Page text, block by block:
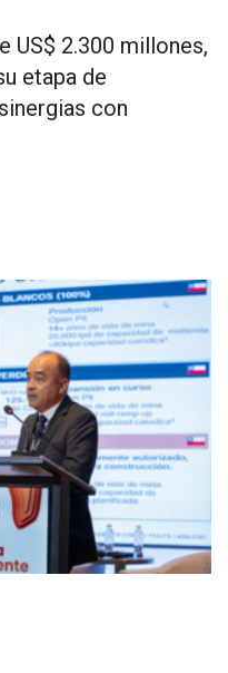
US$ 2.300 millones,
etapa de
con